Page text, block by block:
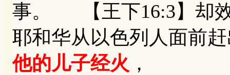
事。 【王下16:3】却
耶和华从以色列人面前
他的儿子经火 ，